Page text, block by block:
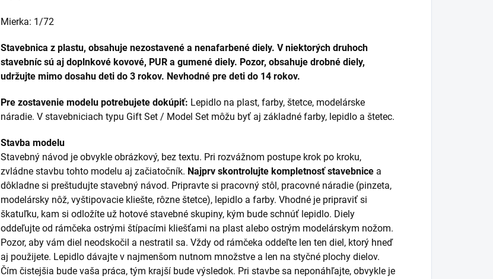
Mierka: 1/72
Stavebnica z plastu, obsahuje nezostavené a nenafarbené diely. V niektorých druhoch
stavebníc sú aj doplnkové kovové, PUR a gumené diely. Pozor, obsahuje drobné diely,
udržujte mimo dosahu deti do 3 rokov. Nevhodné pre deti do 14 rokov.
Pre zostavenie modelu potrebujete dokúpiť: Lepidlo na plast, farby, štetce, modelárske
náradie. V stavebniciach typu Gift Set / Model Set môžu byť aj základné farby, lepidlo a štetec.
Stavba modelu
Stavebný návod je obvykle obrázkový, bez textu. Pri rozvážnom postupe krok po kroku,
zvládne stavbu tohto modelu aj začiatočník. Najprv skontrolujte kompletnosť stavebnice a
dôkladne si preštudujte stavebný návod. Pripravte si pracovný stôl, pracovné náradie (pinzeta,
modelársky nôž, vyštipovacie kliešte, rôzne štetce), lepidlo a farby. Vhodné je pripraviť si
škatuľku, kam si odložíte už hotové stavebné skupiny, kým bude schnúť lepidlo. Diely
oddeľujte od rámčeka ostrými štípacími kliešťami na plast alebo ostrým modelárskym nožom.
Pozor, aby vám diel neodskočil a nestratil sa. Vždy od rámčeka oddeľte len ten diel, ktorý hneď
aj použijete. Lepidlo dávajte v najmenšom nutnom množstve a len na styčné plochy dielov.
Čím čistejšia bude vaša práca, tým krajší bude výsledok. Pri stavbe sa neponáhľajte, obvykle je